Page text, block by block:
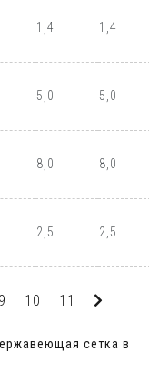
1,4 1,4
5,0 5,0
8,0 8,0
2,5 2,5
9 10 11
сетка в